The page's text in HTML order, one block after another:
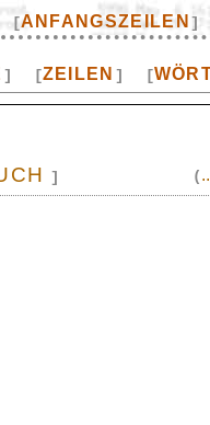
[ANFANGSZEILEN ]
] [ZEILEN ] [
] (